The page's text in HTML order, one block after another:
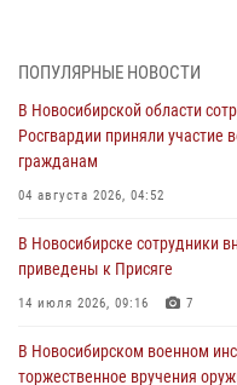
При силовой поддержке
пресечена деятельность
в сфере страхования
В Новосибирске
Росгвардии задержан
ПОПУЛЯРНЫЕ НОВОСТИ
В Новосибирской области
Росгвардии приняли участие
гражданам
04 августа 2026, 04:52
В Новосибирске сотрудники
приведены к Присяге
14 июля 2026, 09:16 7
В Новосибирском военном
торжественное вручения